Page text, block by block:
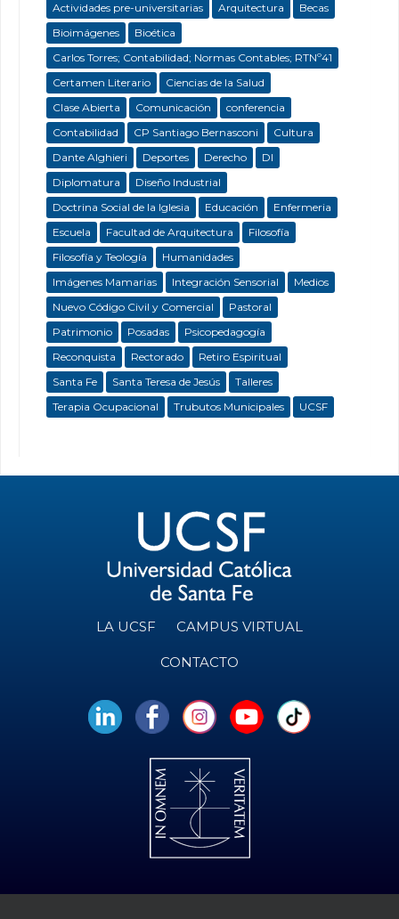
Actividades pre-universitarias Arquitectura
Becas
Bioimágenes
Bioética
Carlos Torres; Contabilidad; Normas Contables; RTNº41
Certamen Literario
Ciencias de la Salud
Clase Abierta
Comunicación
conferencia
Contabilidad
CP Santiago Bernasconi
Cultura
Dante Alghieri
Deportes Derecho
DI
Diplomatura
Diseño Industrial
Doctrina Social de la Iglesia
Educación
Enfermeria
Escuela
Facultad de Arquitectura
Filosofía
Filosofía y Teología
Humanidades
Imágenes Mamarias
Integración Sensorial
Medios
Nuevo Código Civil y Comercial
Pastoral
Patrimonio
Posadas
Psicopedagogía
Reconquista
Rectorado
Retiro Espiritual
Santa Fe
Santa Teresa de Jesús
Talleres
Terapia Ocupacional
Trubutos Municipales UCSF
LA UCSF CAMPUS VIRTUAL
CONTACTO